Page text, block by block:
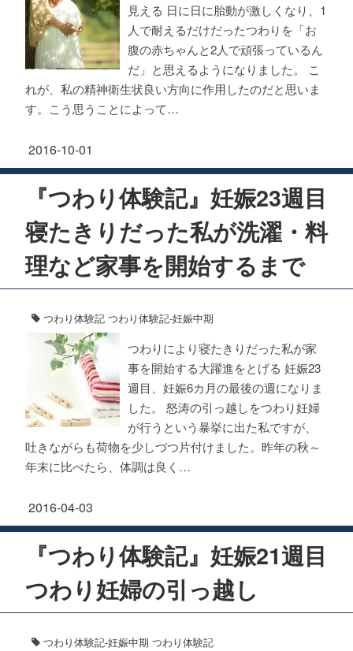
見える 日に日に胎動が激しくなり、1
人で耐えるだけだったつわりを「お
腹の赤ちゃんと2人で頑張っているん
だ」と思えるようになりました。 こ
れが、私の精神衛生状良い方向に作用したのだと思いま
す。こう思うことによって…
2016-10-01
『つわり体験記』妊娠23週目
寝たきりだった私が洗濯・料
理など家事を開始するまで
つわり体験記 つわり体験記-妊娠中期
つわりにより寝たきりだった私が家
事を開始する大躍進をとげる 妊娠23
週目、妊娠6カ月の最後の週になりま
した。 怒涛の引っ越しをつわり妊婦
が行うという暴挙に出た私ですが、
吐きながらも荷物を少しづつ片付けました。昨年の秋～
年末に比べたら、体調は良く…
2016-04-03
『つわり体験記』妊娠21週目
つわり妊婦の引っ越し
つわり体験記-妊娠中期 つわり体験記